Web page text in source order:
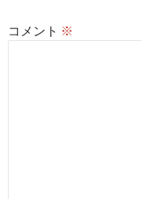
コメント ※